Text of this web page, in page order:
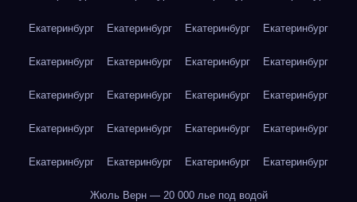
Екатеринбург Екатеринбург Екатеринбург Екатеринбург
Екатеринбург Екатеринбург Екатеринбург Екатеринбург
Екатеринбург Екатеринбург Екатеринбург Екатеринбург
Екатеринбург Екатеринбург Екатеринбург Екатеринбург
Екатеринбург Екатеринбург Екатеринбург Екатеринбург
Жюль Верн — 20 000 лье под водой